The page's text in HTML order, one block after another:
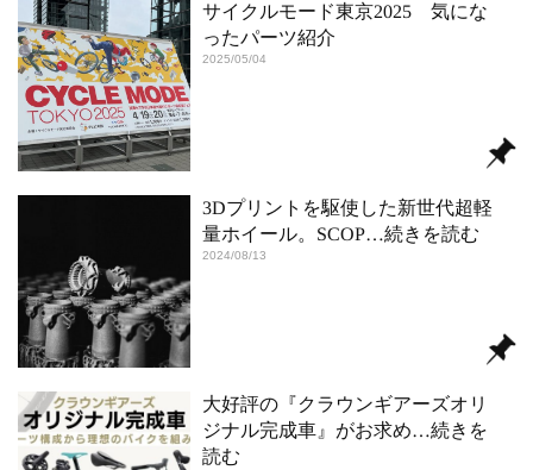
サイクルモード東京2025 気にな
ったパーツ紹介
2025/05/04
3Dプリントを駆使した新世代超軽
量ホイール。SCOP…続きを読む
2024/08/13
大好評の『クラウンギアーズオリ
ジナル完成車』がお求め…続きを
読む